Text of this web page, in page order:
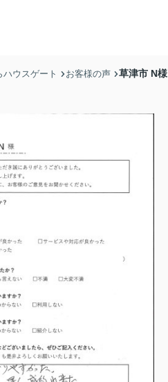
ウスゲート お客様の声 草津市 N様